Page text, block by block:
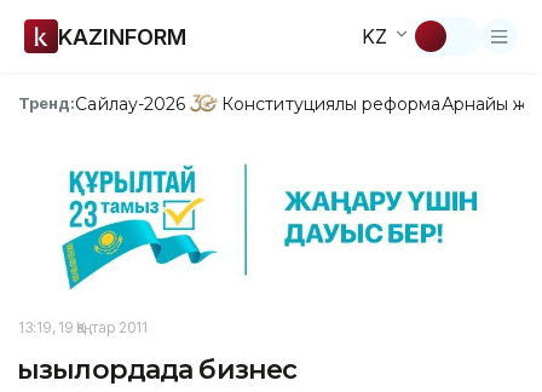
KAZINFORM KZ
Тренд:Сайлау-2026 Конституциялық реформаАрнайы
13:19, 19 Қаңтар 2011
Қызылордада бизнес